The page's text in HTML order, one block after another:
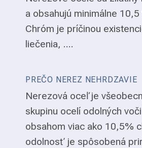
a obsahujú minimálne
Chróm je príčinou
liečenia, ....
PREČO NEREZ NEHRDZAVIE
Nerezová oceľ je
skupinu ocelí odolných
obsahom viac ako 10,5%
odolnosť je spôsobená